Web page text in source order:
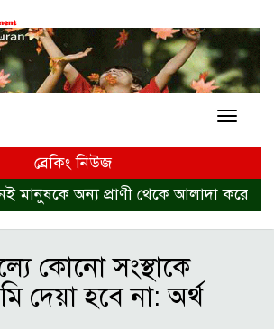
ব্রেকিং নিউজ
অন্য প্রাণী থেকে আলাদা করে
কোনো সংস্থাকে
দেয়া হবে না: অর্থ